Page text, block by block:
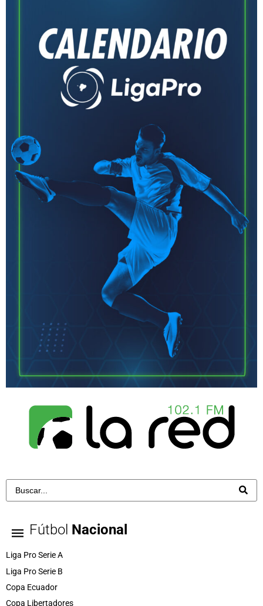
Fútbol Nacional
Liga Pro Serie A
Liga Pro Serie B
Copa Ecuador
Copa Libertadores